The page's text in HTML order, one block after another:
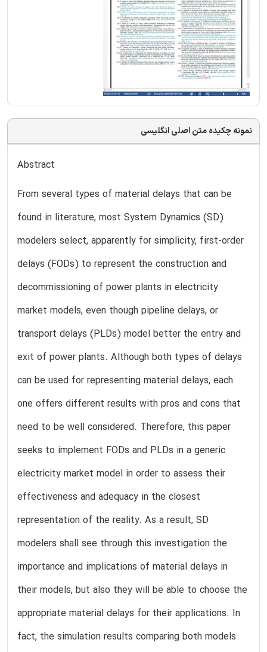
نمونه چکیده متن اصلی انگلیسی
Abstract
From several types of material delays that can be
found in literature, most System Dynamics (SD)
modelers select, apparently for simplicity, first-order
delays (FODs) to represent the construction and
decommissioning of power plants in electricity
market models, even though pipeline delays, or
transport delays (PLDs) model better the entry and
exit of power plants. Although both types of delays
can be used for representing material delays, each
one offers different results with pros and cons that
need to be well considered. Therefore, this paper
seeks to implement FODs and PLDs in a generic
electricity market model in order to assess their
effectiveness and adequacy in the closest
representation of the reality. As a result, SD
modelers shall see through this investigation the
importance and implications of material delays in
their models, but also they will be able to choose the
appropriate material delays for their applications. In
fact, the simulation results comparing both models